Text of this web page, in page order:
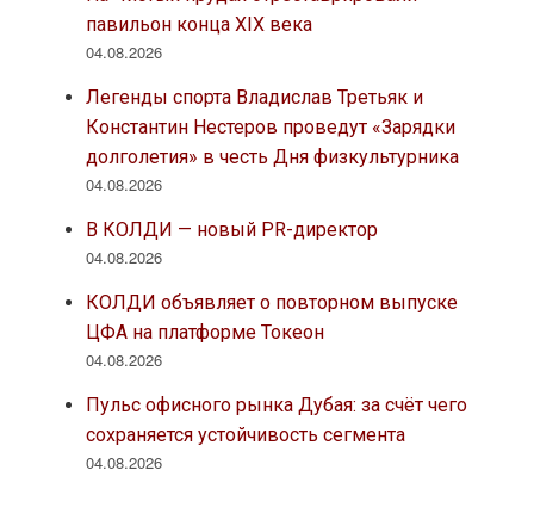
павильон конца XIX века
04.08.2026
Легенды спорта Владислав Третьяк и
Константин Нестеров проведут «Зарядки
долголетия» в честь Дня физкультурника
04.08.2026
В КОЛДИ — новый PR-директор
04.08.2026
КОЛДИ объявляет о повторном выпуске
ЦФА на платформе Токеон
04.08.2026
Пульс офисного рынка Дубая: за счёт чего
сохраняется устойчивость сегмента
04.08.2026